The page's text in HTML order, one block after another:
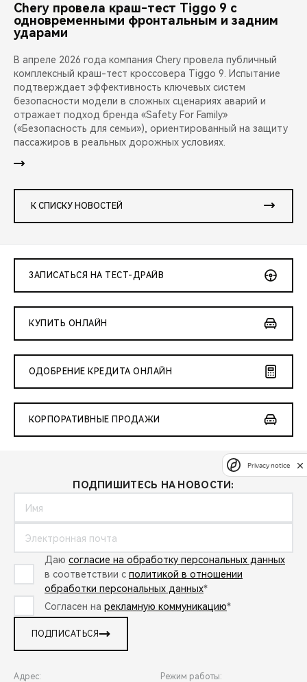
Chery провела краш-тест Tiggo 9 с
одновременными фронтальным и задним
ударами
В апреле 2026 года компания Chery провела публичный
комплексный краш-тест кроссовера Tiggo 9. Испытание
подтверждает эффективность ключевых систем
безопасности модели в сложных сценариях аварий и
отражает подход бренда «Safety For Family»
(«Безопасность для семьи»), ориентированный на защиту
пассажиров в реальных дорожных условиях.
К СПИСКУ НОВОСТЕЙ
ЗАПИСАТЬСЯ НА ТЕСТ-ДРАЙВ
КУПИТЬ ОНЛАЙН
ОДОБРЕНИЕ КРЕДИТА ОНЛАЙН
КОРПОРАТИВНЫЕ ПРОДАЖИ
ПОДПИШИТЕСЬ НА НОВОСТИ:
Даю согласие на обработку персональных данных
в соответствии с политикой в отношении
обработки персональных данных*
Согласен на рекламную коммуникацию*
ПОДПИСАТЬСЯ
Адрес: Режим работы:
Privacy notice